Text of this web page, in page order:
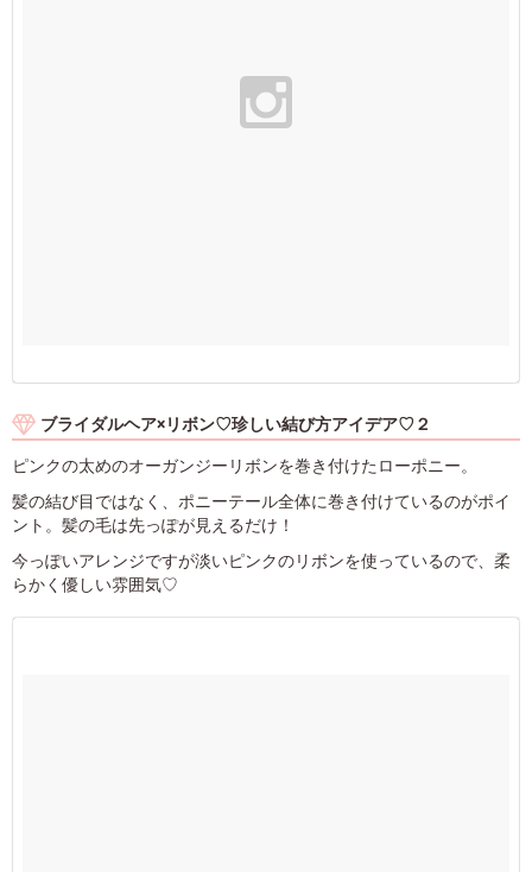
ブライダルヘア×リボン♡珍しい結び方アイデア♡２
ピンクの太めのオーガンジーリボンを巻き付けたローポニー。
髪の結び目ではなく、ポニーテール全体に巻き付けているのがポイ
ント。髪の毛は先っぽが見えるだけ！
今っぽいアレンジですが淡いピンクのリボンを使っているので、柔
らかく優しい雰囲気♡